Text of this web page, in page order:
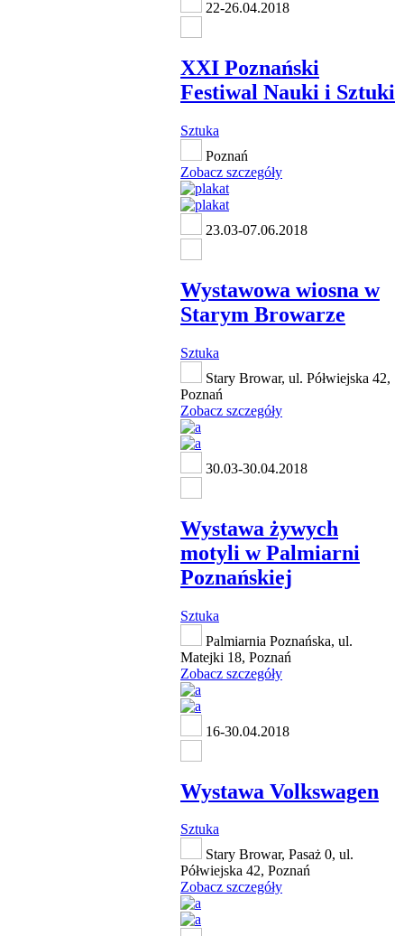
22-26.04.2018
XXI Poznański
Festiwal Nauki i Sztuki
Sztuka
Poznań
Zobacz szczegóły
23.03-07.06.2018
Wystawowa wiosna w
Starym Browarze
Sztuka
Stary Browar, ul. Półwiejska 42,
Poznań
Zobacz szczegóły
30.03-30.04.2018
Wystawa żywych
motyli w Palmiarni
Poznańskiej
Sztuka
Palmiarnia Poznańska, ul.
Matejki 18, Poznań
Zobacz szczegóły
16-30.04.2018
Wystawa Volkswagen
Sztuka
Stary Browar, Pasaż 0, ul.
Półwiejska 42, Poznań
Zobacz szczegóły